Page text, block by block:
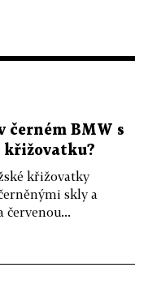
černém BMW s
křižovatku?
křižovatky
skly a
červenou...